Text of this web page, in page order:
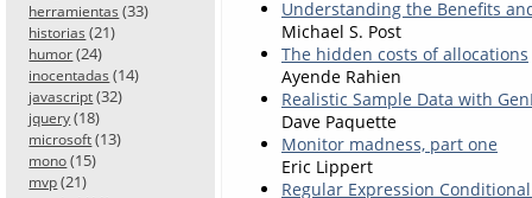
herramientas (33)
historias (21)
humor (24)
inocentadas (14)
javascript (32)
jquery (18)
microsoft (13)
mono (15)
mvp (21)
Understanding the Benefits
Michael S. Post
The hidden costs of allocations
Ayende Rahien
Realistic Sample Data with
Dave Paquette
Monitor madness, part one
Eric Lippert
Regular Expression